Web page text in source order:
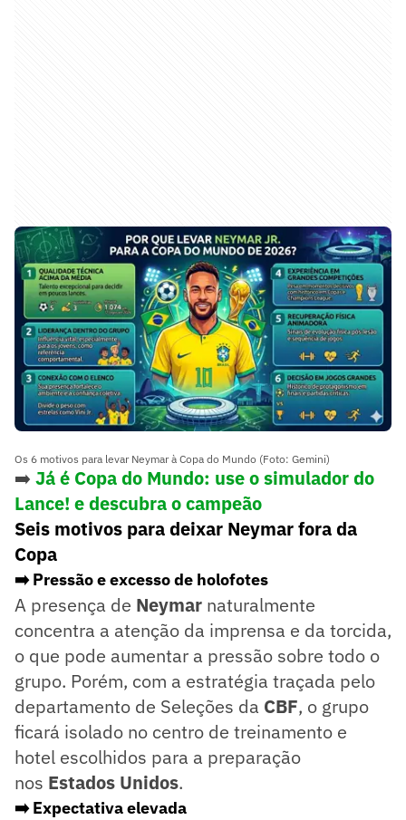
Os 6 motivos para levar Neymar à Copa do Mundo (Foto: Gemini)
➡️ Já é Copa do Mundo: use o simulador do
Lance! e descubra o campeão
Seis motivos para deixar Neymar fora da
Copa
➡️ Pressão e excesso de holofotes
A presença de Neymar naturalmente
concentra a atenção da imprensa e da torcida,
o que pode aumentar a pressão sobre todo o
grupo. Porém, com a estratégia traçada pelo
departamento de Seleções da CBF, o grupo
ficará isolado no centro de treinamento e
hotel escolhidos para a preparação
nos Estados Unidos.
➡️ Expectativa elevada